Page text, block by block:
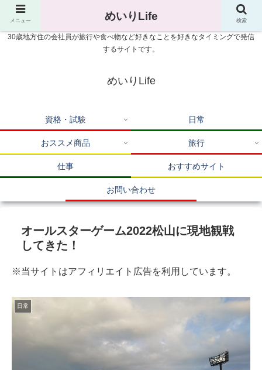
30歳地方住の会社員が旅行や食べ物など好きなことを好きなタイミングで発信
するサイトです。
めいりLife
資格・試験 日常
おススメ商品 旅行
仕事 おすすめサイト
お問い合わせ
オールスターゲーム2022松山に現地観戦
してきた！
※当サイトはアフィリエイト広告を利用しています。
日常
メニュー めいりLife 検索